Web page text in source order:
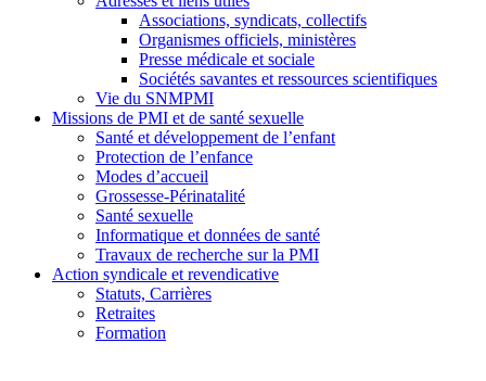
Associations, syndicats, collectifs
Organismes officiels, ministères
Presse médicale et sociale
Sociétés savantes et ressources scientifiques
Vie du SNMPMI
Missions de PMI et de santé sexuelle
Santé et développement de l’enfant
Protection de l’enfance
Modes d’accueil
Grossesse-Périnatalité
Santé sexuelle
Informatique et données de santé
Travaux de recherche sur la PMI
Action syndicale et revendicative
Statuts, Carrières
Retraites
Formation